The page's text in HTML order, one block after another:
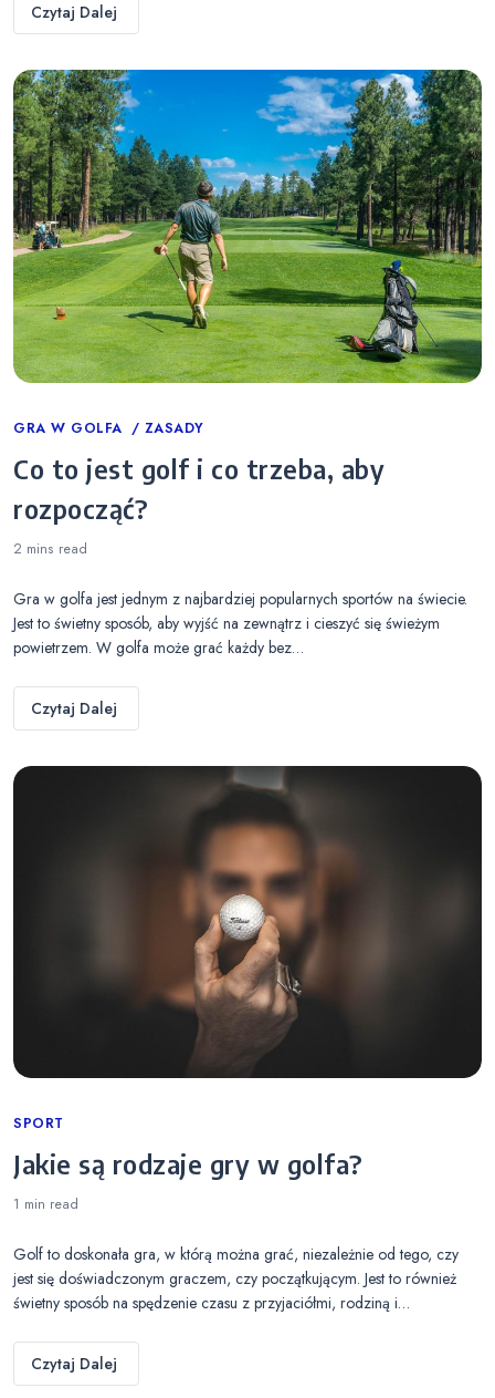
Czytaj Dalej
Categories
GRA W GOLFA ZASADY
Co to jest golf i co trzeba, aby
rozpocząć?
2 mins read
Gra w golfa jest jednym z najbardziej popularnych sportów na świecie.
Jest to świetny sposób, aby wyjść na zewnątrz i cieszyć się świeżym
powietrzem. W golfa może grać każdy bez…
Czytaj Dalej
Categories
SPORT
Jakie są rodzaje gry w golfa?
1 min read
Golf to doskonała gra, w którą można grać, niezależnie od tego, czy
jest się doświadczonym graczem, czy początkującym. Jest to również
świetny sposób na spędzenie czasu z przyjaciółmi, rodziną i…
Czytaj Dalej